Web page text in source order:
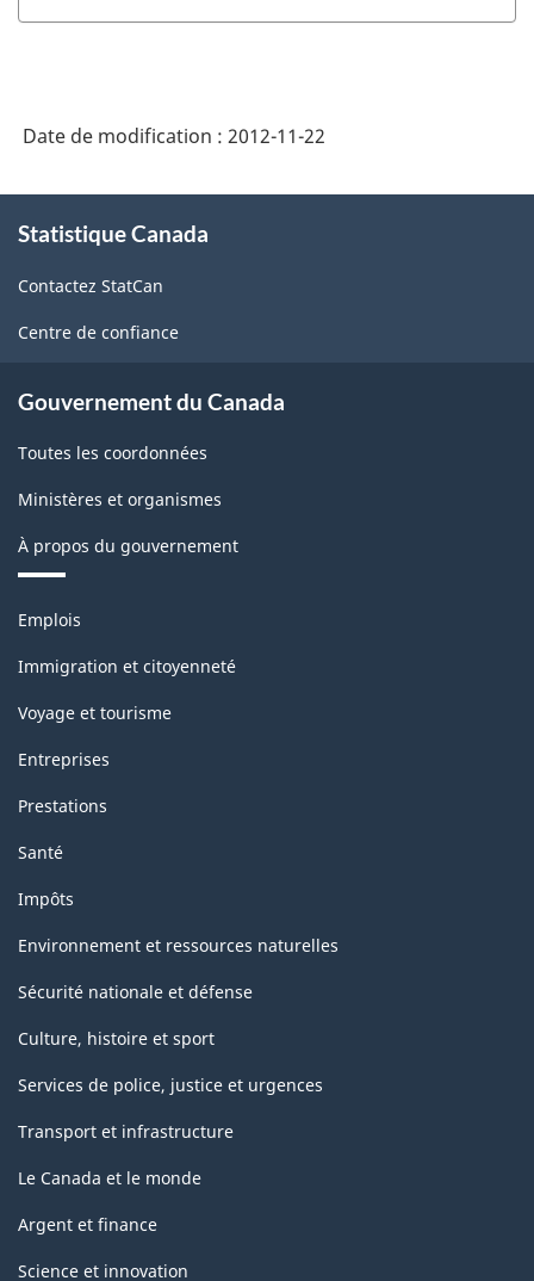
par
premier
ARCHIVÉ
-
-
Date de modification : 2012-11-22
propos
ce
site
Statistique Canada
Contactez StatCan
Centre de confiance
Gouvernement du Canada
Toutes les coordonnées
Ministères et organismes
À propos du gouvernement
Thèmes
sujets
Emplois
Immigration et citoyenneté
Voyage et tourisme
Entreprises
Prestations
Santé
Impôts
Environnement et ressources naturelles
Sécurité nationale et défense
Culture, histoire et sport
Services de police, justice et urgences
Transport et infrastructure
Le Canada et le monde
Argent et finance
Science et innovation